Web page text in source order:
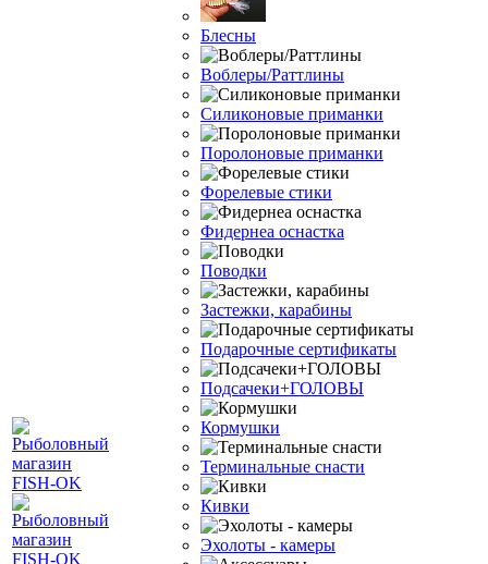
Блесны
Воблеры/Раттлины
Силиконовые приманки
Поролоновые приманки
Форелевые стики
Фидернеа оснастка
Поводки
Застежки, карабины
Подарочные сертификаты
Подсачеки+ГОЛОВЫ
Кормушки
Терминальные снасти
Кивки
Эхолоты - камеры